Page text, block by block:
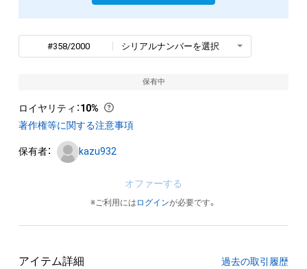
#358/2000 シリアルナンバーを選択
保有中
ロイヤリティ ：10%
著作権等に関する注意事項
保有者： kazu932
オファーする
※ご利用には ログインが必要です。
アイテム詳細 過去の取引履歴